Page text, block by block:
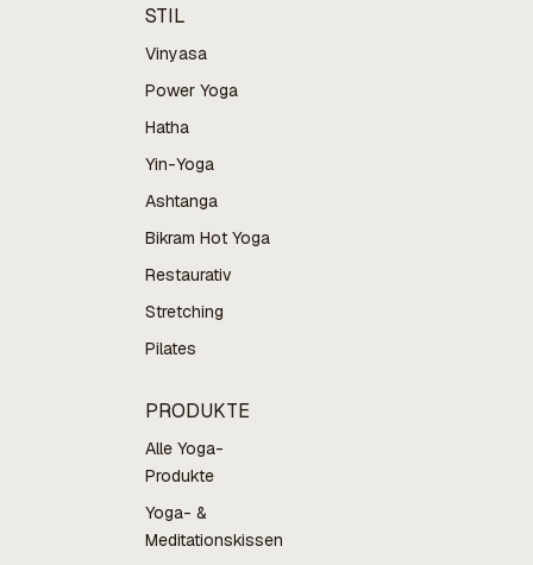
STIL
Vinyasa
Power Yoga
Hatha
Yin-Yoga
Ashtanga
Bikram Hot Yoga
Restaurativ
Stretching
Pilates
PRODUKTE
Alle Yoga-
Produkte
Yoga- &
Meditationskissen